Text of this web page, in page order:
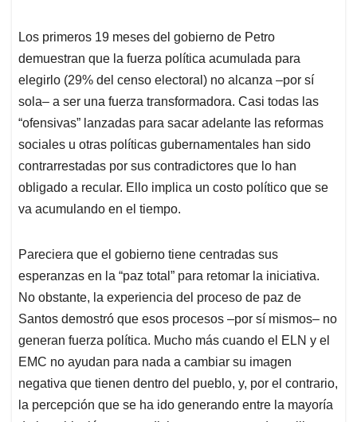
Los primeros 19 meses del gobierno de Petro
demuestran que la fuerza política acumulada para
elegirlo (29% del censo electoral) no alcanza –por sí
sola– a ser una fuerza transformadora. Casi todas las
“ofensivas” lanzadas para sacar adelante las reformas
sociales u otras políticas gubernamentales han sido
contrarrestadas por sus contradictores que lo han
obligado a recular. Ello implica un costo político que se
va acumulando en el tiempo.
Pareciera que el gobierno tiene centradas sus
esperanzas en la “paz total” para retomar la iniciativa.
No obstante, la experiencia del proceso de paz de
Santos demostró que esos procesos –por sí mismos– no
generan fuerza política. Mucho más cuando el ELN y el
EMC no ayudan para nada a cambiar su imagen
negativa que tienen dentro del pueblo, y, por el contrario,
la percepción que se ha ido generando entre la mayoría